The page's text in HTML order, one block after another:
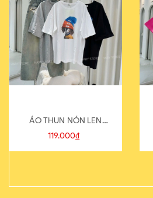
ÁO THUN NÓN LEN
821-1
119.000₫